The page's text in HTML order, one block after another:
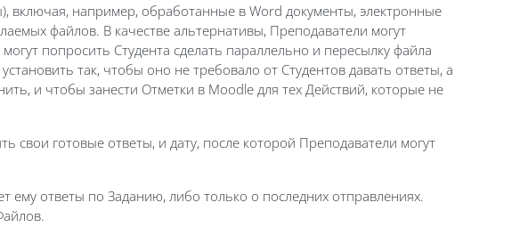
например, обработанные в Word документы, электронные
файлов. В качестве альтернативы, Преподаватели могут
попросить Студента сделать параллельно и пересылку файла
так, чтобы оно не требовало от Студентов давать ответы, а
и чтобы занести Отметки в Moodle для тех Действий, которые не
свои готовые ответы, и дату, после которой Преподаватели могут
ему ответы по Заданию, либо только о последних отправлениях.